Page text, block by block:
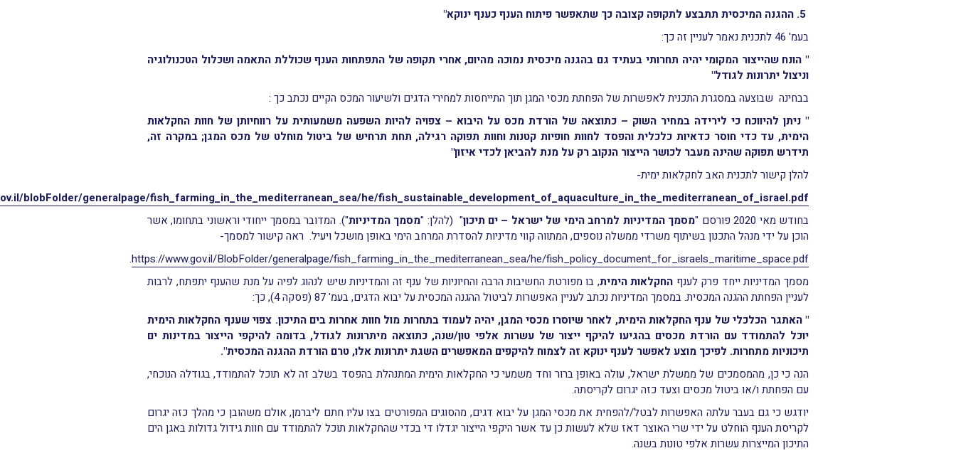
ההגנה המיכסית תתבצע לתקופה קצובה כך שתאפשר פיתוח הענף כענף ינוקא"
בעמ' 46 לתכנית נאמר לעניין זה כך:
" הונח שהייצור המקומי יהיה תחרותי בעתיד גם בהגנה מיכסית נמוכה מהיום, אחרי תקופה של התפתחות הענף שכוללת התאמה ושכלול הטכנולוגיה
וניצול יתרונות לגודל"
בבחינה שבוצעה במסגרת התכנית לאפשרות של הפחתת מכסי המגן תוך התייחסות למחירי הדגים ולשיעור המכס הקיים נכתב כך :
" ניתן להיווכח כי לירידה במחיר השוק – כתוצאה של הורדת מכס על היבוא – צפויה להיות השפעה משמעותית על רווחיותן של חוות החקלאות
הימית, עד כדי חוסר כדאיות כלכלית והפסד לחוות חופיות קטנות וחוות תפוקה רגילה, תחת תרחיש של ביטול מוחלט של מכס המגן; במקרה זה,
תידרש תפוקה שהינה מעבר לכושר הייצור הנקוב רק על מנת להביאן לכדי איזון"
להלן קישור לתכנית האב לחקלאות ימית-
blobFolder/generalpage/fish_farming_in_the_mediterranean_sea/he/fish_sustainable_development_of_aquaculture_in_the_mediterranean_of_israel.pdf
בחודש מאי 2020 פורסם "
מסמך המדיניות למרחב הימי של ישראל – ים תיכון" (להלן: "מסמך המדיניות"). המדובר במסמך ייחודי וראשוני בתחומו, אשר
הוכן על ידי מנהל התכנון בשיתוף משרדי ממשלה נוספים, המתווה קווי מדיניות להסדרת המרחב הימי באופן מושכל ויעיל. ראה קישור למסמך-
https://www.gov.il/BlobFolder/generalpage/fish_farming_in_the_mediterranean_sea/he/fish_policy_document_for_israels_maritime_space.pdf
.
מסמך המדיניות ייחד פרק לענף החקלאות הימית, בו מפורטת החשיבות הרבה והחיוניות של ענף זה והמדיניות שיש לנהוג לפיה על מנת שהענף יתפתח, לרבות
לעניין הפחתת ההגנה המכסית. במסמך המדיניות נכתב לעניין האפשרות לביטול ההגנה המכסית על יבוא הדגים, בעמ' 87 (פסקה 4), כך:
" האתגר הכלכלי של ענף החקלאות הימית, לאחר שיוסרו מכסי המגן, יהיה לעמוד בתחרות מול חוות אחרות בים התיכון. צפוי שענף החקלאות הימית
יוכל להתמודד עם הורדת מכסים בהגיעו להיקף ייצור של עשרות אלפי טון/שנה, כתוצאה מיתרונות לגודל, בדומה להיקפי הייצור במדינות ים
תיכוניות מתחרות. לפיכך מוצע לאפשר לענף ינוקא זה לצמוח להיקפים המאפשרים השגת יתרונות אלו, טרם הורדת ההגנה המכסית".
הנה כי כן, מהמסמכים של ממשלת ישראל, עולה באופן ברור וחד משמעי כי החקלאות הימית המתנהלת בהפסד בשלב זה לא תוכל להתמודד, בגודלה הנוכחי,
עם הפחתת ו/או ביטול מכסים וצעד כזה יגרום לקריסתה.
יודגש כי גם בעבר עלתה האפשרות לבטל/להפחית את מכסי המגן על יבוא דגים, מהסוגים המפורטים בצו עליו חתם ליברמן, אולם משהובן כי מהלך כזה יגרום
לקריסת הענף הוחלט על ידי שרי האוצר דאז שלא לעשות כן עד אשר היקפי הייצור יגדלו די בכדי שהחקלאות תוכל להתמודד עם חוות גידול גדולות באגן הים
התיכון המייצרות עשרות אלפי טונות בשנה.